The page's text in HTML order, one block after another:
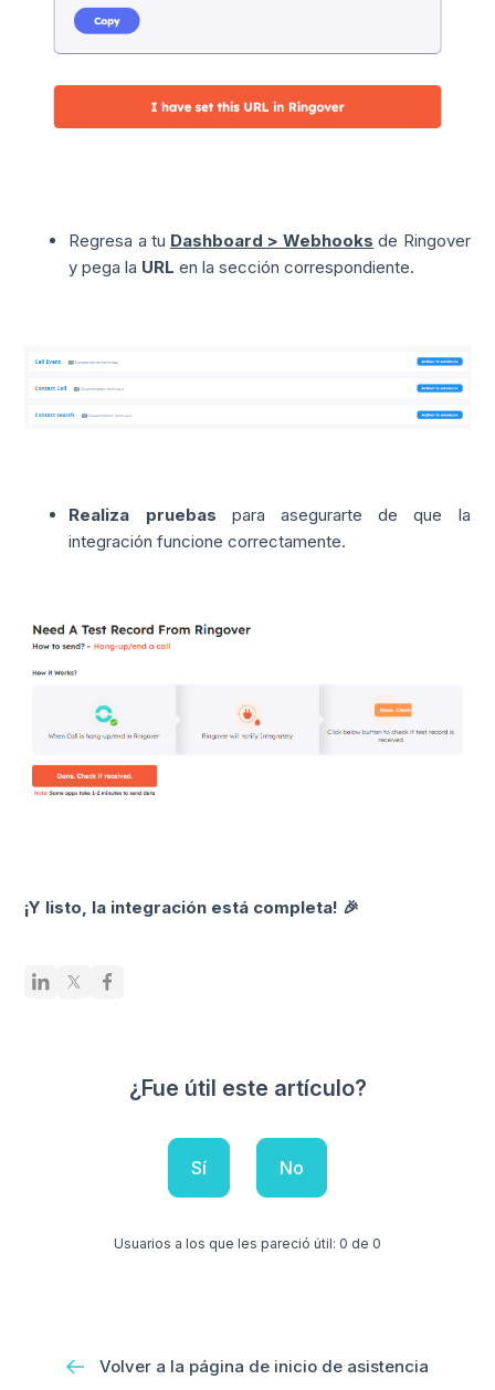
Regresa a tu Dashboard > Webhooks de Ringover
y pega la URL en la sección correspondiente.
Realiza pruebas para asegurarte de que la
integración funcione correctamente.
¡Y listo, la integración está completa! 🎉
¿Fue útil este artículo?
Sí No
Usuarios a los que les pareció útil: 0 de 0
Volver a la página de inicio de asistencia